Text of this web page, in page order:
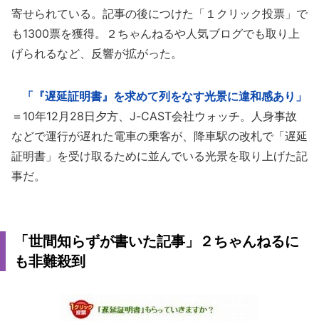
寄せられている。記事の後につけた「１クリック投票」で
も1300票を獲得。２ちゃんねるや人気ブログでも取り上
げられるなど、反響が拡がった。
「『遅延証明書』を求めて列をなす光景に違和感あり」
＝10年12月28日夕方、J-CAST会社ウォッチ。人身事故
などで運行が遅れた電車の乗客が、降車駅の改札で「遅延
証明書」を受け取るために並んでいる光景を取り上げた記
事だ。
「世間知らずが書いた記事」２ちゃんねるに
も非難殺到